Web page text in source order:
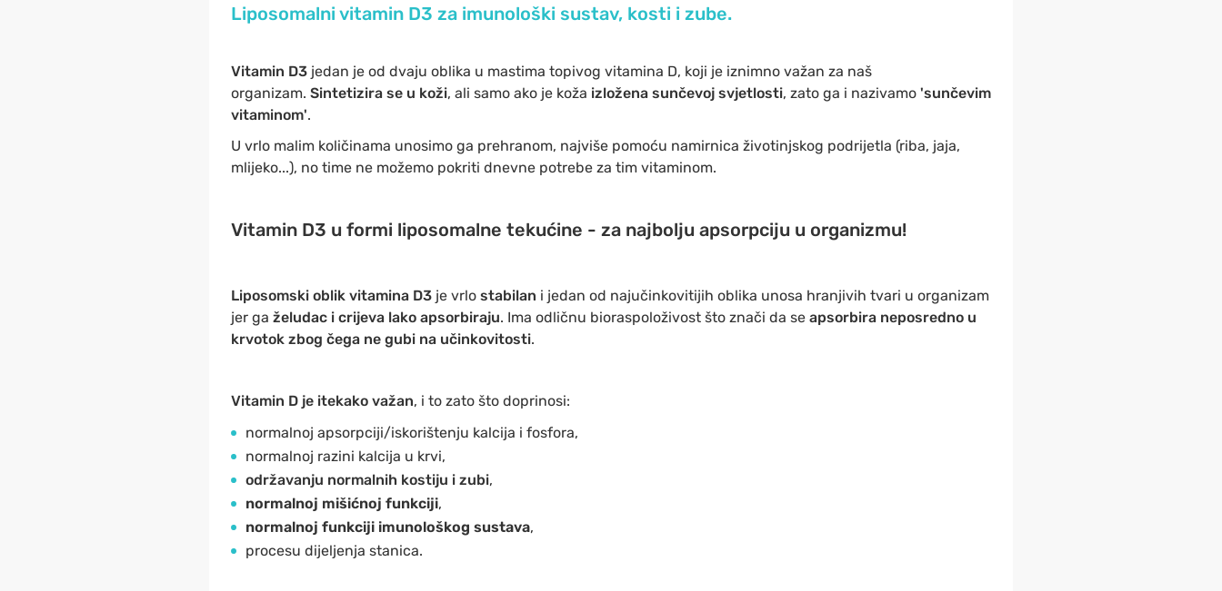
Liposomalni vitamin D3 za imunološki sustav, kosti i zube.
Vitamin D3jedan je od dvaju oblika u mastima topivog vitamina D, koji je iznimno važan za naš
organizam. Sintetizira se u koži, ali samo ako je koža izložena sunčevoj svjetlosti, zato ga i nazivamo 'sunčevim
vitaminom'.
U vrlo malim količinama unosimo ga prehranom, najviše pomoću namirnica životinjskog podrijetla (riba, jaja,
mlijeko...), no time ne možemo pokriti dnevne potrebe za tim vitaminom.
Vitamin D3 u formi liposomalne tekućine - za najbolju apsorpciju u organizmu!
Liposomski oblik vitamina D3je vrlo stabilan i jedan od najučinkovitijih oblika unosa hranjivih tvari u organizam
jer ga želudac i crijeva lako apsorbiraju. Ima odličnu bioraspoloživost što znači da se apsorbira neposredno u
krvotok zbog čega ne gubi na učinkovitosti.
Vitamin D je itekako važan, i to zato što doprinosi:
normalnoj apsorpciji/iskorištenju kalcija i fosfora,
normalnoj razini kalcija u krvi,
održavanju normalnih kostiju i zubi,
normalnoj mišićnoj funkciji,
normalnoj funkciji imunološkog sustava,
procesu dijeljenja stanica.